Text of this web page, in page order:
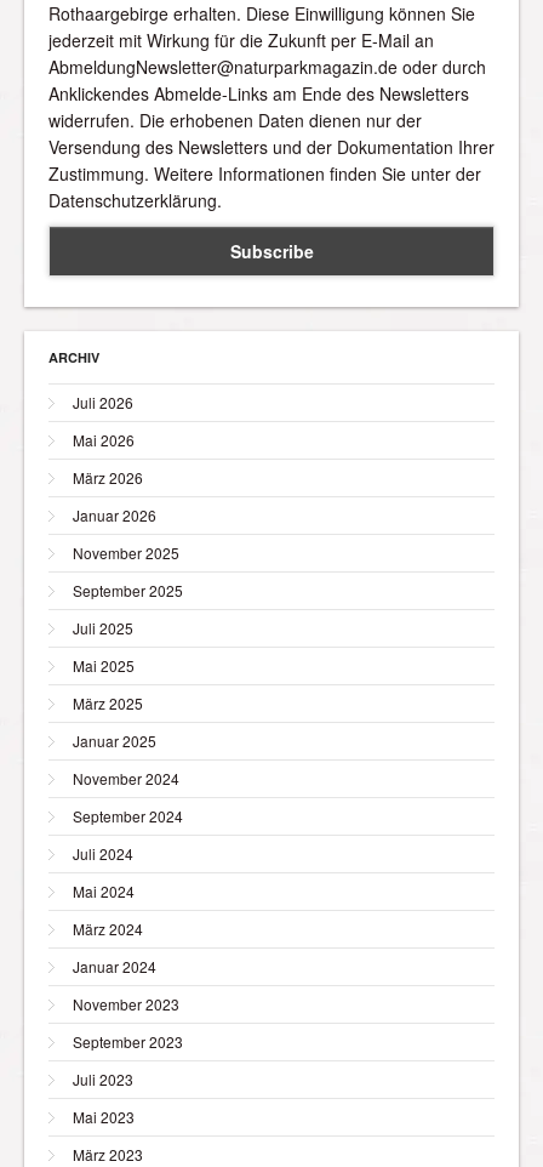
Rothaargebirge erhalten. Diese Einwilligung können Sie
jederzeit mit Wirkung für die Zukunft per E-Mail an
AbmeldungNewsletter@naturparkmagazin.de oder durch
Anklickendes Abmelde-Links am Ende des Newsletters
widerrufen. Die erhobenen Daten dienen nur der
Versendung des Newsletters und der Dokumentation Ihrer
Zustimmung. Weitere Informationen finden Sie unter der
Datenschutzerklärung.
ARCHIV
Juli 2026
Mai 2026
März 2026
Januar 2026
November 2025
September 2025
Juli 2025
Mai 2025
März 2025
Januar 2025
November 2024
September 2024
Juli 2024
Mai 2024
März 2024
Januar 2024
November 2023
September 2023
Juli 2023
Mai 2023
März 2023